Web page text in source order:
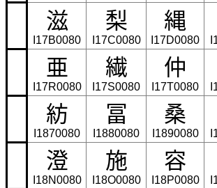
滋
I17B0080
梨
I17C0080
縄
I17D0080
亜
I17R0080
繊
I17S0080
仲
I17T0080
紡
I1870080
冨
I1880080
桑
I1890080
澄
I18N0080
施
I18O0080
容
I18P0080